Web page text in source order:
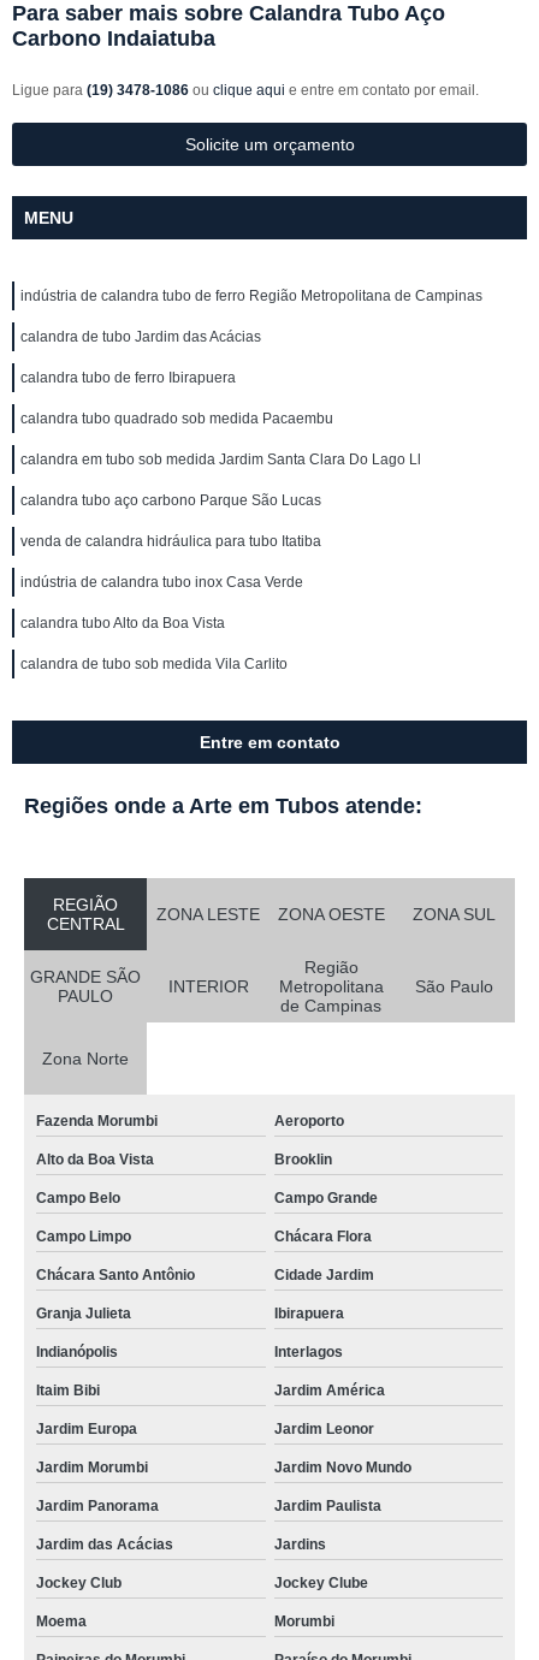
Para saber mais sobre Calandra Tubo Aço
Carbono Indaiatuba
Ligue para (19) 3478-1086 ou clique aqui e entre em contato por email.
Solicite um orçamento
MENU
indústria de calandra tubo de ferro Região Metropolitana de Campinas
calandra de tubo Jardim das Acácias
calandra tubo de ferro Ibirapuera
calandra tubo quadrado sob medida Pacaembu
calandra em tubo sob medida Jardim Santa Clara Do Lago Ll
calandra tubo aço carbono Parque São Lucas
venda de calandra hidráulica para tubo Itatiba
indústria de calandra tubo inox Casa Verde
calandra tubo Alto da Boa Vista
calandra de tubo sob medida Vila Carlito
Entre em contato
Regiões onde a Arte em Tubos atende:
REGIÃO
CENTRAL
ZONA LESTE ZONA OESTE ZONA SUL
GRANDE SÃO
PAULO
INTERIOR
Região
Metropolitana
de Campinas
São Paulo
Zona Norte
Fazenda Morumbi Aeroporto
Alto da Boa Vista Brooklin
Campo Belo Campo Grande
Campo Limpo Chácara Flora
Chácara Santo Antônio Cidade Jardim
Granja Julieta Ibirapuera
Indianópolis Interlagos
Itaim Bibi Jardim América
Jardim Europa Jardim Leonor
Jardim Morumbi Jardim Novo Mundo
Jardim Panorama Jardim Paulista
Jardim das Acácias Jardins
Jockey Club Jockey Clube
Moema Morumbi